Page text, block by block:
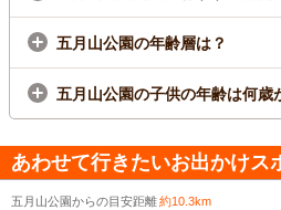
五月山公園の年齢層は？
五月山公園の子供の年齢は何歳
あわせて行きたいお出かけス
五月山公園からの目安距離約10.3km